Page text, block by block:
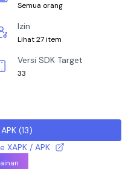
Semua orang
Izin
Lihat 27 item
Versi SDK Target
33
(13)
XAPK / APK